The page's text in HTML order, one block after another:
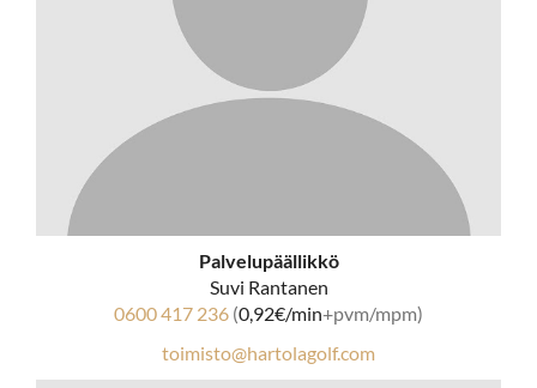
Palvelupäällikkö
Suvi Rantanen
0600 417 236 (0,92€/min+pvm/mpm)
toimisto@hartolagolf.com